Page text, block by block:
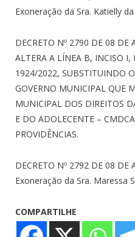
Exoneração da Sra. Katielly
DECRETO Nº 2790 DE 08 DE
ALTERA A LÍNEA B, INCISO I,
1924/2022, SUBSTITUINDO
GOVERNO MUNICIPAL QUE
MUNICIPAL DOS DIREITOS
E DO ADOLECENTE –
PROVIDÊNCIAS.
DECRETO Nº 2792 DE 08 DE
Exoneração da Sra. Maressa
COMPARTILHE